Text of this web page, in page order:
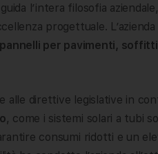
l’intera filosofia
progettuale.
per pavimenti,
alle direttive legislative in
, come i sistemi solari a tubi
consumi ridotti e un